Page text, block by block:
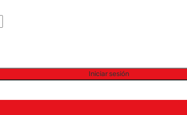
Iniciar sesión